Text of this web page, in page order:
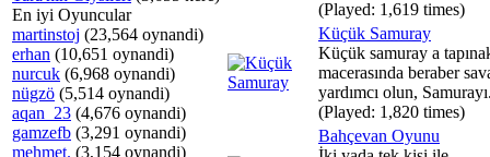
En iyi Oyuncular
martinstoj (23,564 oynandi)
erhan (10,651 oynandi)
nurcuk (6,968 oynandi)
nügzö (5,514 oynandi)
aqan_23 (4,676 oynandi)
gamzefb (3,291 oynandi)
mehmet. (3,154 oynandi)
(Played: 1,619 times)
Küçük Samuray
Küçük samuray a
macerasında beraber
yardımcı olun,
(Played: 1,820 times)
Bahçevan Oyunu